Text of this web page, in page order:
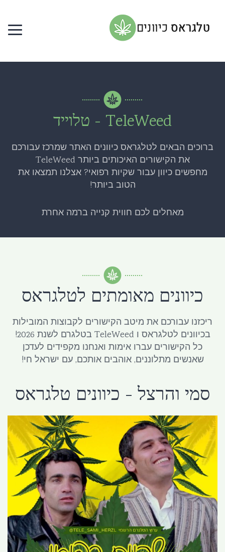
TeleWeed - טלוייד
ברוכים הבאים לטלגראס כיוונים האתר שמרכז עבורכם
את הקישורים האיכותים ביותר TeleWeed
מחפשים כיוון עבור שקיות רפואי? אצלנו תמצאו את
הטוב ביותר!
מאחלים לכם חווית קנייה ברמה אחרת
כיוונים מאומתים לטלגראס
ריכזנו עבורכם את מיטב הקישורים לקבוצות המובילות
בכיוונים לטלגראס ו TeleWeed בטלגרם לשנת 2026!
כל הקישורים עברו אימות ואנחנו מקפידים לעדכן
שאנשים מתלוננים, אוהבים אותכם, עם ישראל חי!
סמי והרצל - כיוונים טלגראס